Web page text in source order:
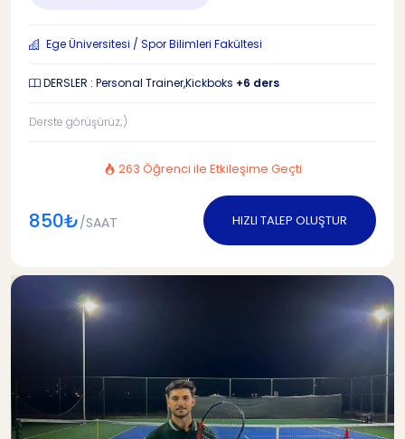
Ege Üniversitesi / Spor Bilimleri Fakültesi
DERSLER : Personal Trainer,Kickboks +6 ders
Derste görüşürüz;)
263 Öğrenci ile Etkileşime Geçti
850₺/SAAT HIZLI TALEP OLUŞTUR